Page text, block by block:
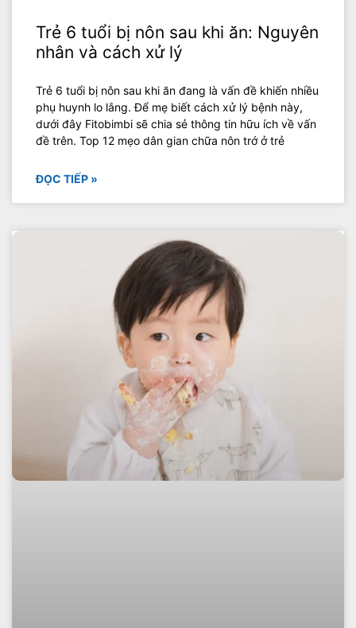
Trẻ 6 tuổi bị nôn sau khi ăn: Nguyên
nhân và cách xử lý
Trẻ 6 tuổi bị nôn sau khi ăn đang là vấn đề khiến nhiều
phụ huynh lo lắng. Để mẹ biết cách xử lý bệnh này,
dưới đây Fitobimbi sẽ chia sẻ thông tin hữu ích về vấn
đề trên. Top 12 mẹo dân gian chữa nôn trớ ở trẻ
ĐỌC TIẾP »